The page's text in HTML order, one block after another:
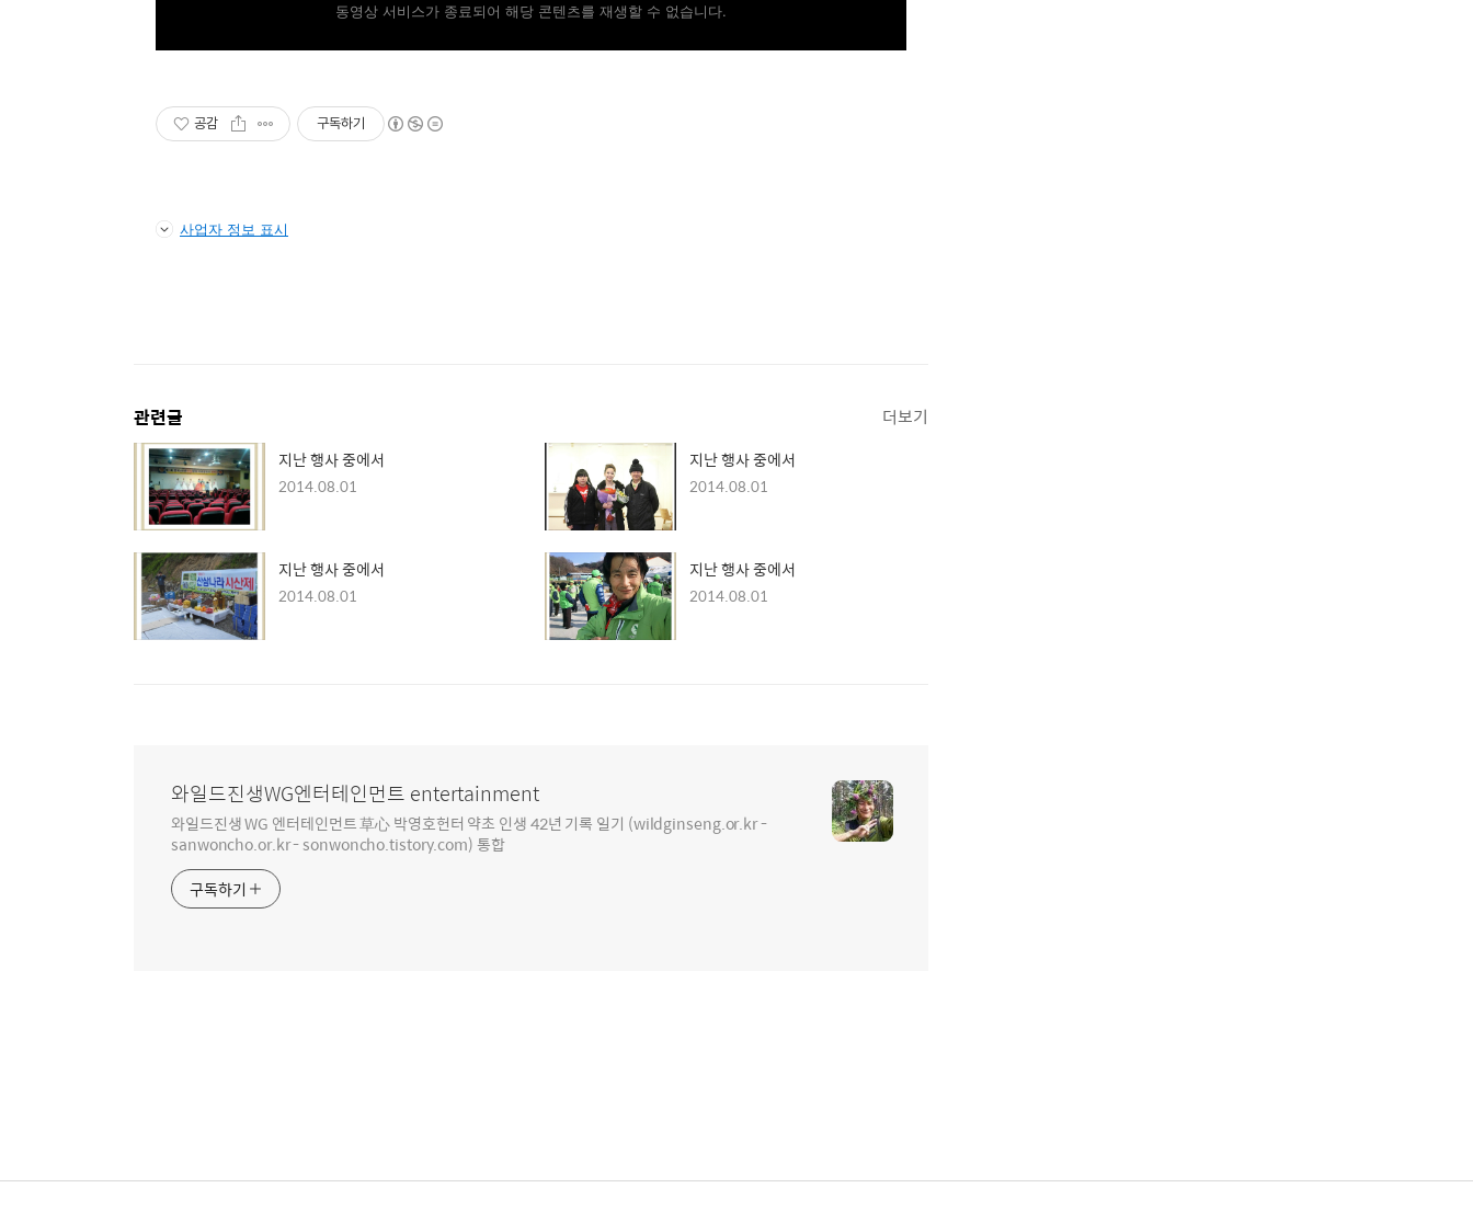
동영상 서비스가 종료되어 해당 콘텐츠를 재생할 수 없습니다.
공감 구독하기
사업자 정보 표시
관련글 더보기
지난 행사 중에서
2014.08.01
지난 행사 중에서
2014.08.01
지난 행사 중에서
2014.08.01
지난 행사 중에서
2014.08.01
와일드진생WG엔터테인먼트 entertainment
와일드진생 WG 엔터테인먼트 草心 박영호헌터 약초 인생 42년 기록 일기 (wildginseng.or.kr -
sanwoncho.or.kr - sonwoncho.tistory.com) 통합
구독하기